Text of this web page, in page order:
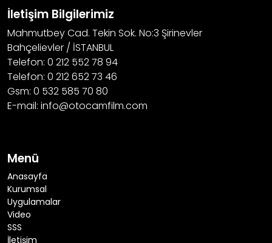
İletişim Bilgilerimiz
Mahmutbey Cad. Tekin Sok. No:3 Şirinevler
Bahçelievler / İSTANBUL
Telefon: 0 212 552 78 94
Telefon: 0 212 652 73 46
Gsm: 0 532 585 70 80
E-mail: info@otocamfilm.com
Menü
Anasayfa
Kurumsal
Uygulamalar
Video
SSS
İletişim